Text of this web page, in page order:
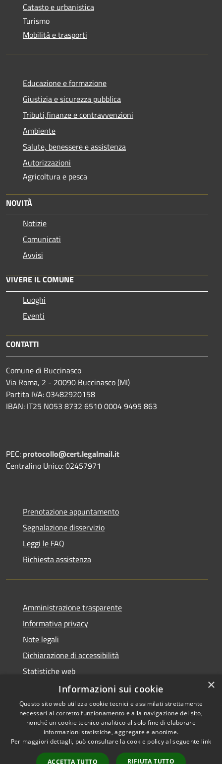
Catasto e urbanistica
Turismo
Mobilità e trasporti
Educazione e formazione
Giustizia e sicurezza pubblica
Tributi,finanze e contravvenzioni
Ambiente
Salute, benessere e assistenza
Autorizzazioni
Agricoltura e pesca
NOVITÀ
Notizie
Comunicati
Avvisi
VIVERE IL COMUNE
Luoghi
Eventi
CONTATTI
Comune di Buccinasco
Via Roma, 2 - 20090 Buccinasco (MI)
Partita IVA: 03482920158
IBAN: IT25 N053 8732 6510 0004 9495 863
PEC: protocollo@cert.legalmail.it
Centralino Unico: 02457971
Prenotazione appuntamento
Segnalazione disservizio
Leggi le FAQ
Richiesta assistenza
Amministrazione trasparente
Informativa privacy
Note legali
Dichiarazione di accessibilità
Statistiche web
Accessibilità
Privacy
Copyright © 2026 • Comune di
Buccinasco • Powered by
Municipium•Accesso
redazione
×
Informazioni sui cookie
Questo sito web utilizza cookie tecnici e assimilati strettamente
necessari al corretto funzionamento e alla navigazione del sito,
nonché un cookie tecnico analitico al solo fine di elaborare
informazioni statistiche, aggregate e anonime.
Per maggiori dettagli, può consultare la cookie policy al seguente link
ACCETTA TUTTO RIFIUTA TUTTO